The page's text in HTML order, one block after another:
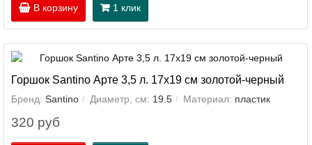
В корзину 1 клик
Горшок Santino Арте 3,5 л. 17х19 см золотой-черный
Бренд: Santino Диаметр, см: 19.5 Материал: пластик
320 руб